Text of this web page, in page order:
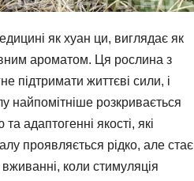
як хуан ци, виглядає як
ароматом. Ця рослина з
підтримати життєві сили, і
найпомітніше розкривається
адаптогенні якості, які
проявляється рідко, але стає
коли стимуляція